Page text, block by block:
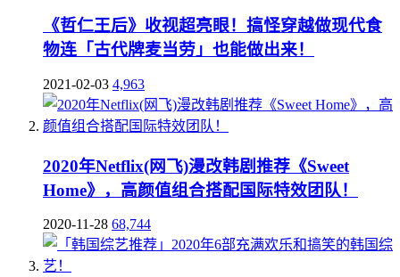
《哲仁王后》收视超亮眼！搞怪穿越做现代食
物连「古代牌麦当劳」也能做出来！
2021-02-03 4,963
2020年Netflix(网飞)漫改韩剧推荐《Sweet
Home》，高颜值组合搭配国际特效团队！
2020-11-28 68,744